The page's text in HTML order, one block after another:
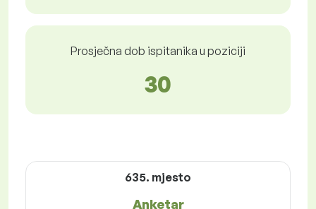
Prosječna dob ispitanika u poziciji
30
635. mjesto
Anketar